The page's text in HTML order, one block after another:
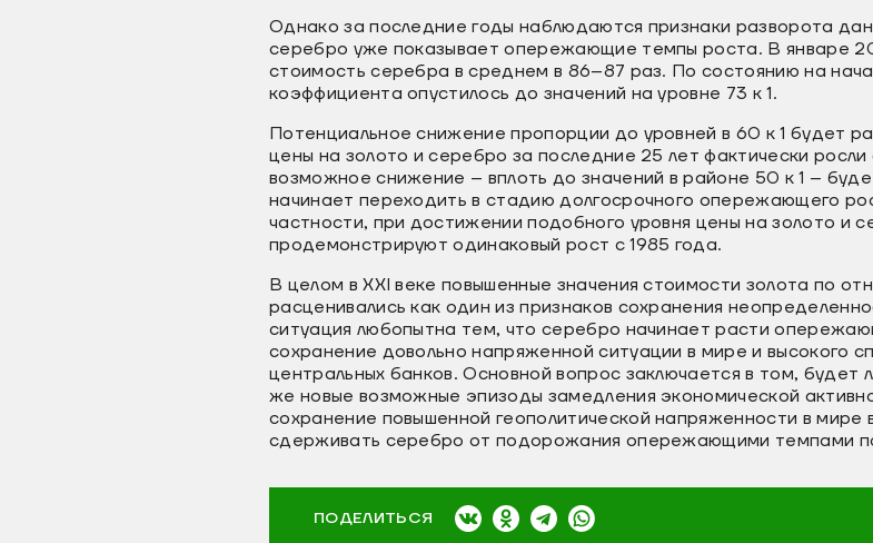
Однако за последние годы наблюдаются признаки разворота
серебро уже показывает опережающие темпы роста. В январе
стоимость серебра в среднем в 86–87 раз. По состоянию на
коэффициента опустилось до значений на уровне 73 к 1.
Потенциальное снижение пропорции до уровней в 60 к 1 будет
цены на золото и серебро за последние 25 лет фактически
возможное снижение – вплоть до значений в районе 50 к 1 –
начинает переходить в стадию долгосрочного опережающего
частности, при достижении подобного уровня цены на золото и
продемонстрируют одинаковый рост с 1985 года.
В целом в XXI веке повышенные значения стоимости золота по
расценивались как один из признаков сохранения
ситуация любопытна тем, что серебро начинает расти
сохранение довольно напряженной ситуации в мире и высокого
центральных банков. Основной вопрос заключается в том, будет
же новые возможные эпизоды замедления экономической
сохранение повышенной геополитической напряженности в
сдерживать серебро от подорожания опережающими темпами
ПОДЕЛИТЬСЯ